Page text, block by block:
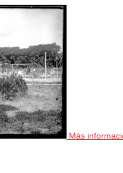
Más